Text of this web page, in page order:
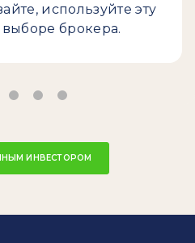
используйте эту
брокера.
ИНВЕСТОРОМ